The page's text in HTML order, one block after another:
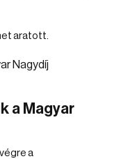
aratott.
a Magyar
a